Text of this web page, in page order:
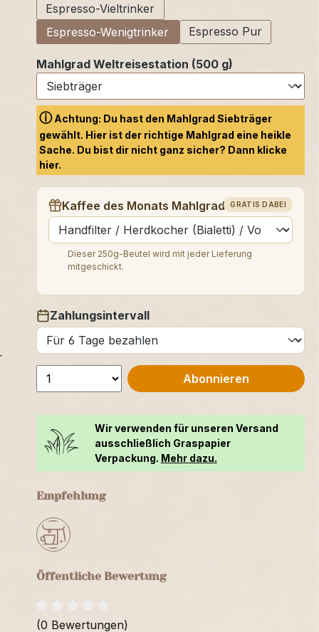
Espresso-Vieltrinker
Espresso-Wenigtrinker
Espresso Pur
Mahlgrad Weltreisestation (500 g)
ⓘAchtung: Du hast den Mahlgrad Siebträger
gewählt. Hier ist der richtige Mahlgrad eine heikle
Sache. Du bist dir nicht ganz sicher? Dann klicke
hier.
GRATIS DABEI
Kaffee des Monats Mahlgrad (250 g)
auswählen
Dieser 250g-Beutel wird mit jeder Lieferung
mitgeschickt.
Zahlungsintervall
auswählen
Abonnieren
Wir verwenden für unseren Versand
ausschließlich Graspapier
Verpackung. Mehr dazu.
Empfehlung
Öffentliche Bewertung
(0 Bewertungen)